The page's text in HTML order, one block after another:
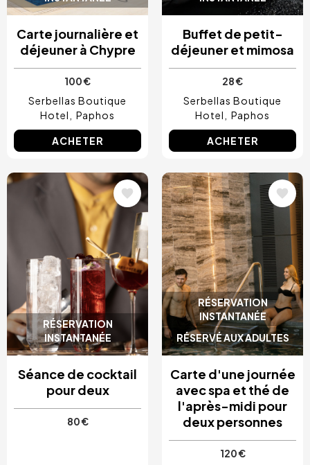
Carte journalière et
déjeuner à Chypre
100 €
Serbellas Boutique
Hotel
Paphos
ACHETER
Buffet de petit-
déjeuner et mimosa
28 €
Serbellas Boutique
Hotel
Paphos
ACHETER
RÉSERVATION
INSTANTANÉE
Image
Séance de cocktail
pour deux
80 €
RÉSERVATION
INSTANTANÉE
RÉSERVÉ AUX ADULTES
Image
Carte d'une journée
avec spa et thé de
l'après-midi pour
deux personnes
120 €